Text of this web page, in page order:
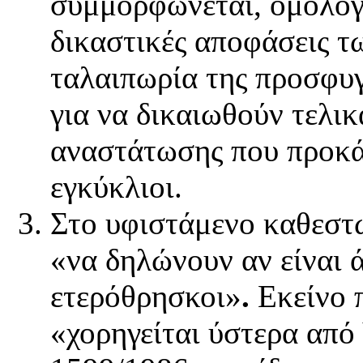
δικαστικές αποφάσεις
ταλαιπωρία της
για να δικαιωθούν
αναστάτωσης που
εγκύκλιοι.
Στο υφιστάμενο
«να δηλώνουν αν είναι
ετερόθρησκοι». Εκείνο
«χορηγείται ύστερα